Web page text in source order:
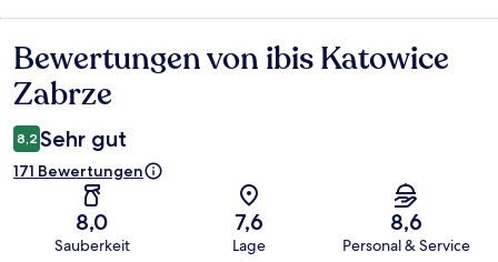
Bewertungen
Bewertungen von ibis Katowice
Zabrze
8,2 Sehr gut
171 Bewertungen
8,0
Sauberkeit
7,6
Lage
8,6
Personal & Service